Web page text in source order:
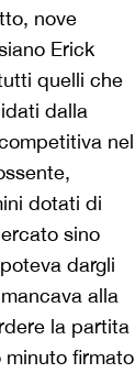
nove
Erick
quelli che
dalla
nel
dotati di
sino
dargli
alla
la partita
minuto firmato